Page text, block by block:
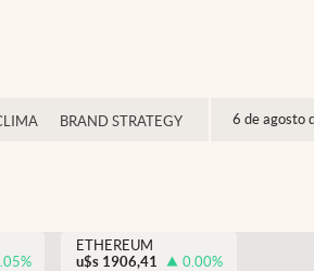
BRAND STRATEGY 6 de agosto
%
ETHEREUM
u$s 1906,41 0.00%